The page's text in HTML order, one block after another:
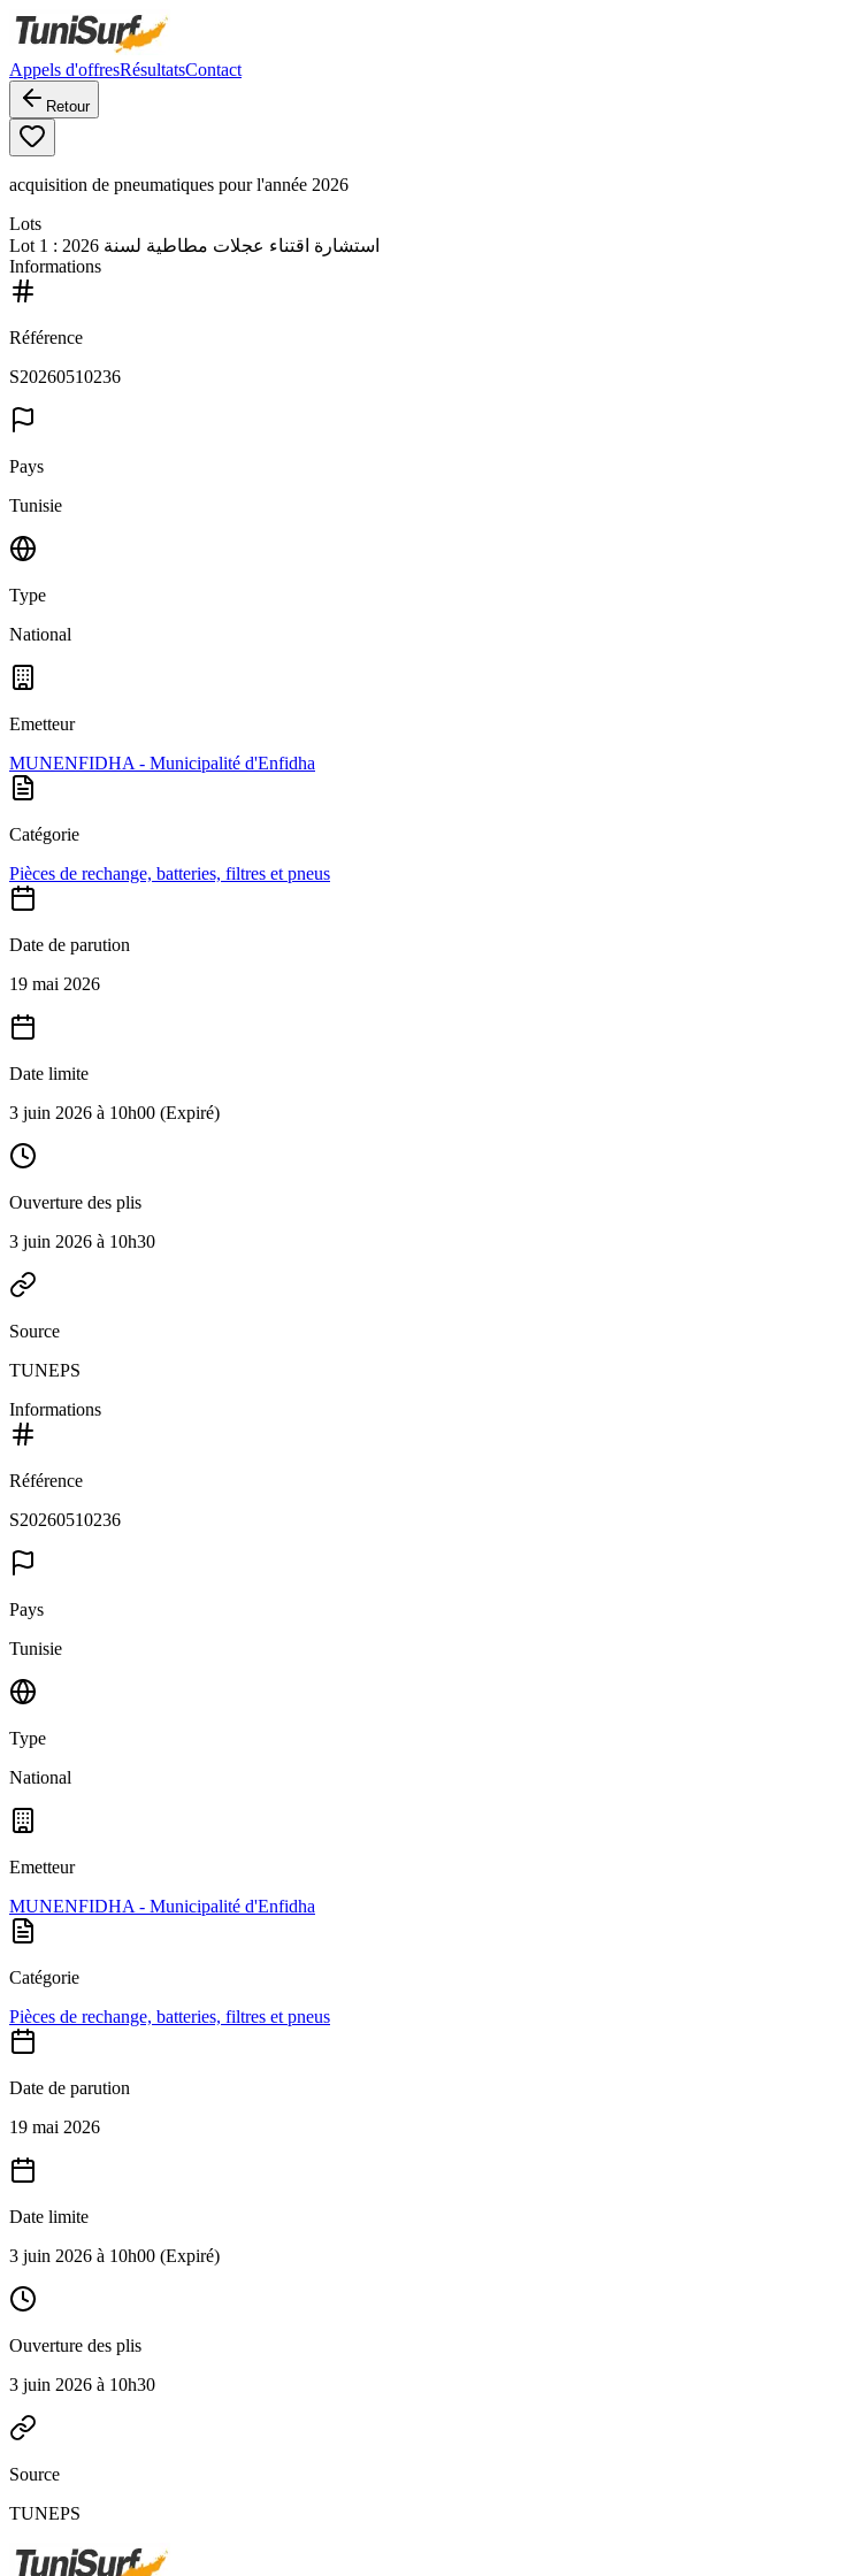
Appels d'offresRésultatsContact
Retour
acquisition de pneumatiques pour l'année 2026
Lots
Lot 1
: استشارة اقتناء عجلات مطاطية لسنة 2026
Informations
Référence
S20260510236
Pays
Tunisie
Type
National
Emetteur
MUNENFIDHA - Municipalité d'Enfidha
Catégorie
Pièces de rechange, batteries, filtres et pneus
Date de parution
19 mai 2026
Date limite
3 juin 2026 à 10h00 (Expiré)
Ouverture des plis
3 juin 2026 à 10h30
Source
TUNEPS
Informations
Référence
S20260510236
Pays
Tunisie
Type
National
Emetteur
MUNENFIDHA - Municipalité d'Enfidha
Catégorie
Pièces de rechange, batteries, filtres et pneus
Date de parution
19 mai 2026
Date limite
3 juin 2026 à 10h00 (Expiré)
Ouverture des plis
3 juin 2026 à 10h30
Source
TUNEPS